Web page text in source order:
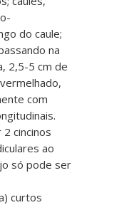
do caule;
na
2,5-5 cm de
com
cincinos
ao
só pode ser
curtos